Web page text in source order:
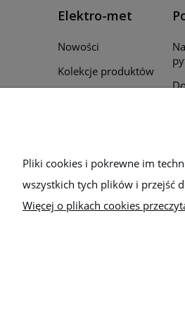
Elektro-met
Nowości
Kolekcje produktów
Pliki cookies i pokrewne im
wszystkich tych plików i przejść
Więcej o plikach cookies